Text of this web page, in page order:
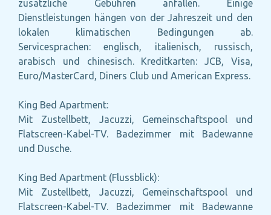
zusätzliche Gebühren anfallen. Einige
Dienstleistungen hängen von der Jahreszeit und den
lokalen klimatischen Bedingungen ab.
Servicesprachen: englisch, italienisch, russisch,
arabisch und chinesisch. Kreditkarten: JCB, Visa,
Euro/MasterCard, Diners Club und American Express.
King Bed Apartment:
Mit Zustellbett, Jacuzzi, Gemeinschaftspool und
Flatscreen-Kabel-TV. Badezimmer mit Badewanne
und Dusche.
King Bed Apartment (Flussblick):
Mit Zustellbett, Jacuzzi, Gemeinschaftspool und
Flatscreen-Kabel-TV. Badezimmer mit Badewanne